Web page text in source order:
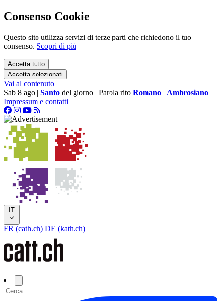
Consenso Cookie
Questo sito utilizza servizi di terze parti che richiedono il tuo
consenso. Scopri di più
Accetta tutto
Accetta selezionati
Vai al contenuto
Sab 8 ago | Santo del giorno | Parola rito Romano | Ambrosiano
Impressum e contatti |
IT
FR (cath.ch) DE (kath.ch)